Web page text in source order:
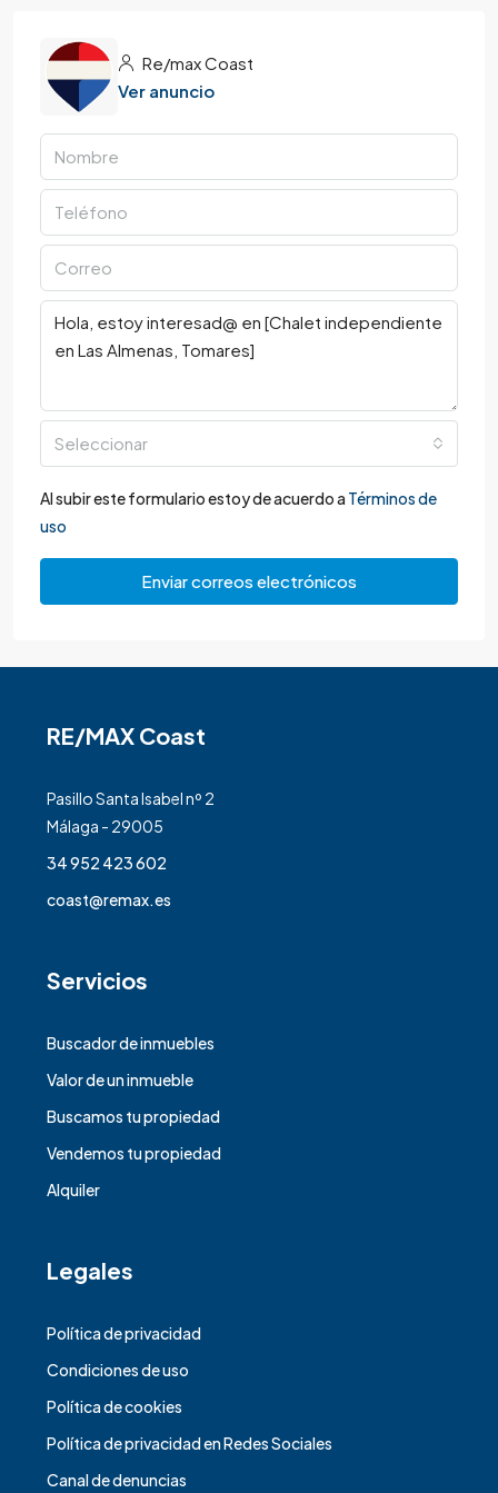
Re/max Coast
Ver anuncio
Seleccionar
Al subir este formulario estoy de acuerdo a Términos de
uso
Enviar correos electrónicos
RE/MAX Coast
Pasillo Santa Isabel nº 2
Málaga - 29005
34 952 423 602
coast@remax.es
Servicios
Buscador de inmuebles
Valor de un inmueble
Buscamos tu propiedad
Vendemos tu propiedad
Alquiler
Legales
Política de privacidad
Condiciones de uso
Política de cookies
Política de privacidad en Redes Sociales
Canal de denuncias